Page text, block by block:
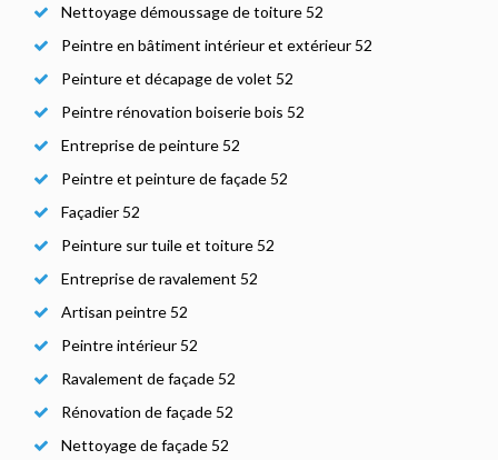
Nettoyage démoussage de toiture 52
Peintre en bâtiment intérieur et extérieur 52
Peinture et décapage de volet 52
Peintre rénovation boiserie bois 52
Entreprise de peinture 52
Peintre et peinture de façade 52
Façadier 52
Peinture sur tuile et toiture 52
Entreprise de ravalement 52
Artisan peintre 52
Peintre intérieur 52
Ravalement de façade 52
Rénovation de façade 52
Nettoyage de façade 52